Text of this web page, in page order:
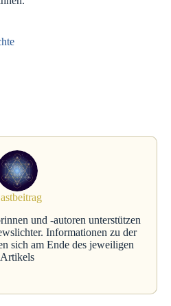
und -autoren unterstützen
Informationen zu der
sich am Ende des jeweiligen
Artikels